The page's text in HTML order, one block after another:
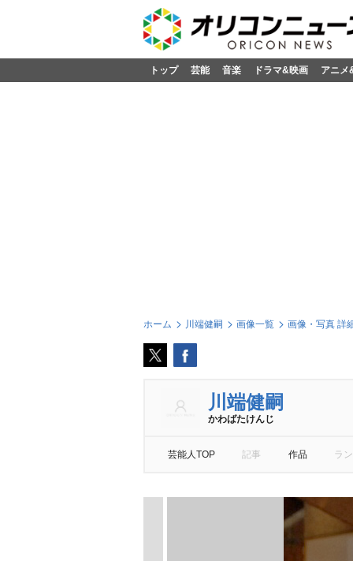
トップ 芸能 音楽 ドラマ&映画 アニメ
ホーム 川端健嗣 画像一覧 画像・写真 詳
川端健嗣
かわばたけんじ
芸能人TOP 記事 作品 ラ